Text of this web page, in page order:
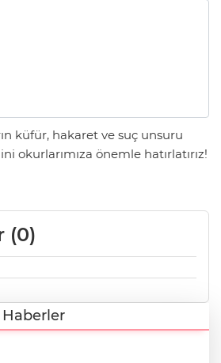
küfür, hakaret ve suç unsuru
okurlarımıza önemle hatırlatırız!
(0)